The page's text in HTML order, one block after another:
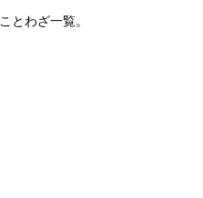
とわざ一覧。